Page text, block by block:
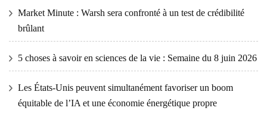
Market Minute : Warsh sera confronté à un test de crédibilité
brûlant
5 choses à savoir en sciences de la vie : Semaine du 8 juin 2026
Les États-Unis peuvent simultanément favoriser un boom
équitable de l’IA et une économie énergétique propre